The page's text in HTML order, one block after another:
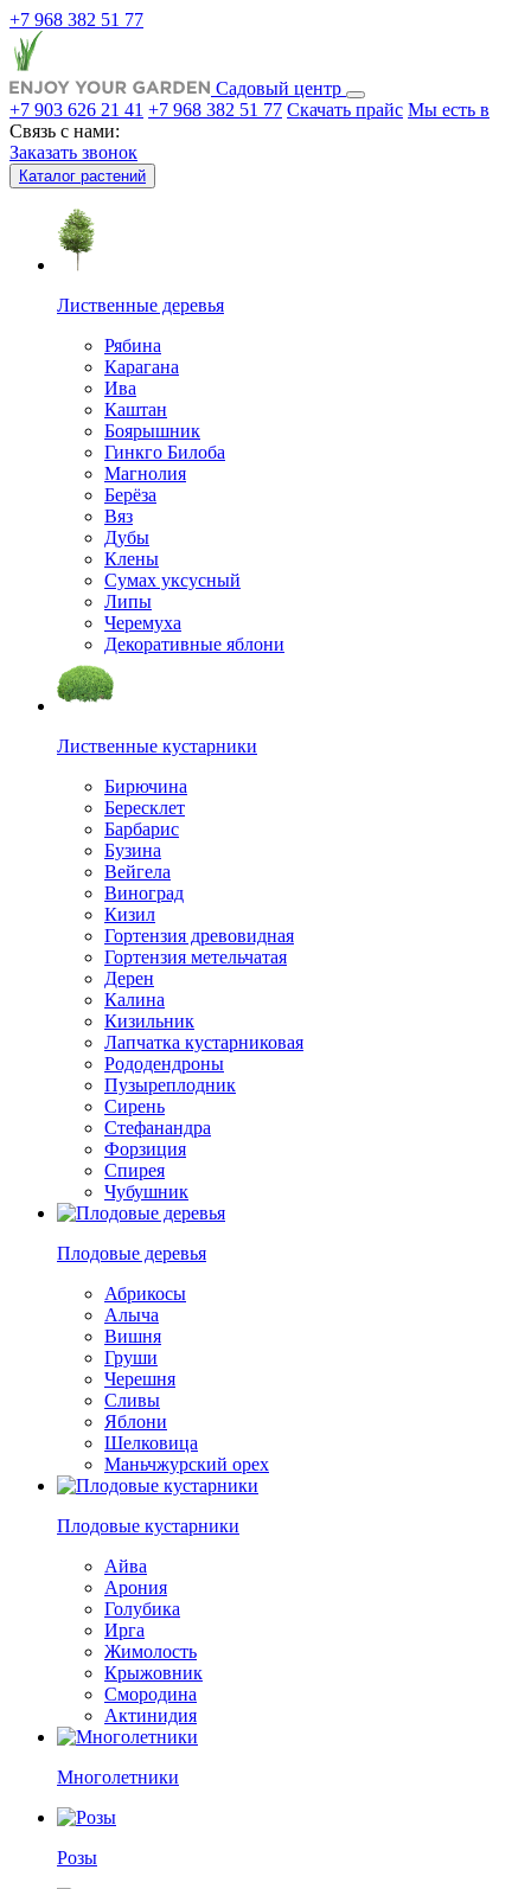
+7 968 382 51 77
Садовый центр
+7 903 626 21 41 +7 968 382 51 77 Скачать прайс Мы есть в
Связь с нами:
Заказать звонок
Каталог растений
Лиственные деревья
Рябина
Карагана
Ива
Каштан
Боярышник
Гинкго Билоба
Магнолия
Берёза
Вяз
Дубы
Клены
Сумах уксусный
Липы
Черемуха
Декоративные яблони
Лиственные кустарники
Бирючина
Бересклет
Барбарис
Бузина
Вейгела
Виноград
Кизил
Гортензия древовидная
Гортензия метельчатая
Дерен
Калина
Кизильник
Лапчатка кустарниковая
Рододендроны
Пузыреплодник
Сирень
Стефанандра
Форзиция
Спирея
Чубушник
Плодовые деревья
Абрикосы
Алыча
Вишня
Груши
Черешня
Сливы
Яблони
Шелковица
Маньчжурский орех
Плодовые кустарники
Айва
Арония
Голубика
Ирга
Жимолость
Крыжовник
Смородина
Актинидия
Многолетники
Розы